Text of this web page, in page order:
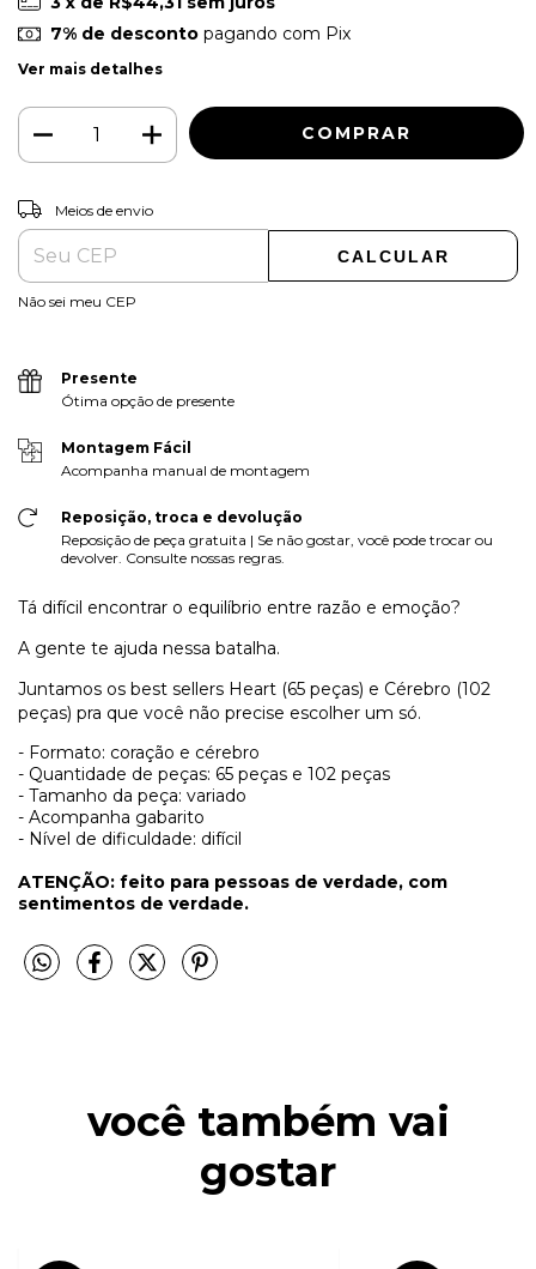
7% de descontopagando com Pix
Ver mais detalhes
Entregas para o CEP:
Meios de envio
CALCULAR
Não sei meu CEP
Presente
Ótima opção de presente
Montagem Fácil
Acompanha manual de montagem
Reposição, troca e devolução
Reposição de peça gratuita | Se não gostar, você pode trocar ou
devolver. Consulte nossas regras.
Tá difícil encontrar o equilíbrio entre razão e emoção?
A gente te ajuda nessa batalha.
Juntamos os best sellers Heart (65 peças) e Cérebro (102
peças) pra que você não precise escolher um só.
- Formato: coração e cérebro
- Quantidade de peças: 65 peças e 102 peças
- Tamanho da peça: variado
- Acompanha gabarito
- Nível de dificuldade: difícil
ATENÇÃO: feito para pessoas de verdade, com
sentimentos de verdade.
você também vai
gostar